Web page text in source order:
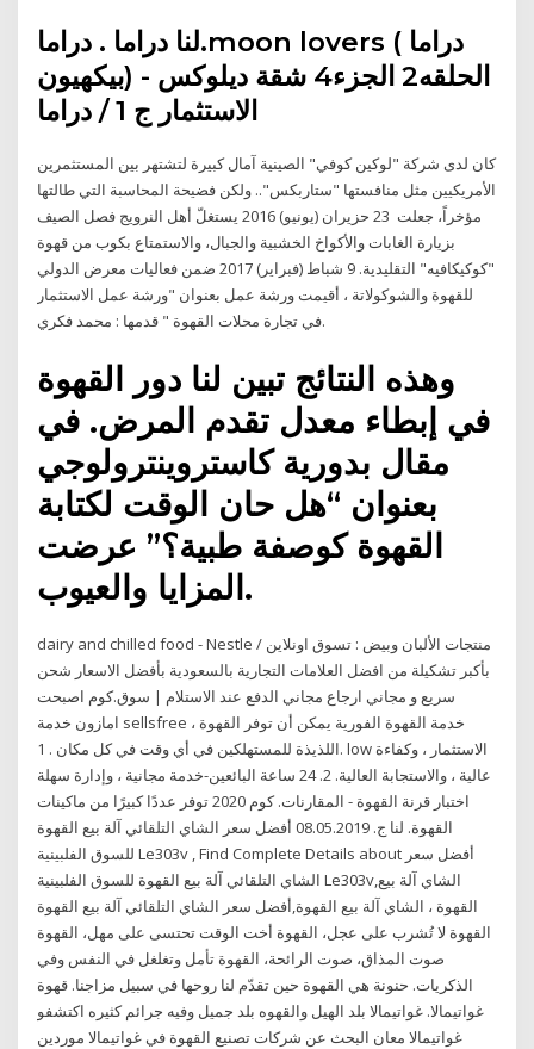
لنا دراما . دراما.moon lovers ( دراما
بيكهيون) الحلقه2 الجزء4 شقة ديلوكس -
الاستثمار ج 1 / دراما
كان لدى شركة "لوكين كوفي" الصينية آمال كبيرة لتشتهر بين المستثمرين
الأمريكيين مثل منافستها "ستاربكس".. ولكن فضيحة المحاسبة التي طالتها
مؤخراً، جعلت 23 حزيران (يونيو) 2016 يستغلّ أهل النرويج فصل الصيف
بزيارة الغابات والأكواخ الخشبية والجبال، والاستمتاع بكوب من قهوة
"كوكيكافيه" التقليدية. 9 شباط (فبراير) 2017 ضمن فعاليات معرض الدولي
للقهوة والشوكولاتة ، أقيمت ورشة عمل بعنوان "ورشة عمل الاستثمار
في تجارة محلات القهوة " قدمها : محمد فكري.
وهذه النتائج تبين لنا دور القهوة
في إبطاء معدل تقدم المرض. في
مقال بدورية كاستروينترولوجي
بعنوان “هل حان الوقت لكتابة
القهوة كوصفة طبية؟” عرضت
المزايا والعيوب.
dairy and chilled food - Nestle / منتجات الألبان وبيض : تسوق اونلاين
بأكبر تشكيلة من افضل العلامات التجارية بالسعودية بأفضل الاسعار شحن
سريع و مجاني ارجاع مجاني الدفع عند الاستلام | سوق.كوم اصبحت
امازون خدمة sellsfree ، خدمة القهوة الفورية يمكن أن توفر القهوة
اللذيذة للمستهلكين في أي وقت في كل مكان . 1. low الاستثمار ، وكفاءة
عالية ، والاستجابة العالية. 2. 24 ساعة البائعين-خدمة مجانية ، وإدارة سهلة
اختبار قرنة القهوة - المقارنات. كوم 2020 توفر عددًا كبيرًا من ماكينات
القهوة. لنا ج. 08.05.2019 أفضل سعر الشاي التلقائي آلة بيع القهوة
للسوق الفلبينية Le303v , Find Complete Details about أفضل سعر
الشاي التلقائي آلة بيع القهوة للسوق الفلبينية Le303v,الشاي آلة بيع
القهوة ، الشاي آلة بيع القهوة,أفضل سعر الشاي التلقائي آلة بيع القهوة
القهوة لا تُشرب على عجل، القهوة أخت الوقت تحتسى على مهل، القهوة
صوت المذاق، صوت الرائحة، القهوة تأمل وتغلغل في النفس وفي
الذكريات. حنونة هي القهوة حين تقدّم لنا روحها في سبيل مزاجنا. قهوة
غواتيمالا. غواتيمالا بلد الهيل والقهوه بلد جميل وفيه جرائم كثيره اكتشفو
غواتيمالا معان البحث عن شركات تصنيع القهوة في غواتيمالا موردين